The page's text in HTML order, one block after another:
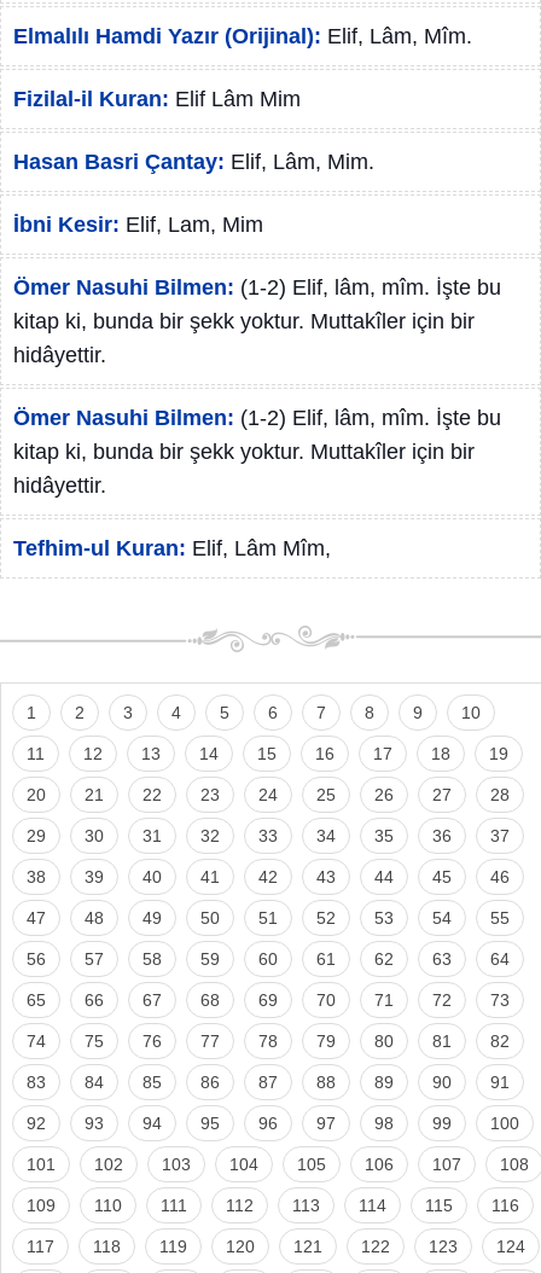
Elmalılı Hamdi Yazır (Orijinal): Elif, Lâm, Mîm.
Fizilal-il Kuran: Elif Lâm Mim
Hasan Basri Çantay: Elif, Lâm, Mim.
İbni Kesir: Elif, Lam, Mim
Ömer Nasuhi Bilmen: (1-2) Elif, lâm, mîm. İşte bu
kitap ki, bunda bir şekk yoktur. Muttakîler için bir
hidâyettir.
Ömer Nasuhi Bilmen: (1-2) Elif, lâm, mîm. İşte bu
kitap ki, bunda bir şekk yoktur. Muttakîler için bir
hidâyettir.
Tefhim-ul Kuran: Elif, Lâm Mîm,
1 2 3 4 5 6 7 8 9 10
11 12 13 14 15 16 17 18 19
20 21 22 23 24 25 26 27 28
29 30 31 32 33 34 35 36 37
38 39 40 41 42 43 44 45 46
47 48 49 50 51 52 53 54 55
56 57 58 59 60 61 62 63 64
65 66 67 68 69 70 71 72 73
74 75 76 77 78 79 80 81 82
83 84 85 86 87 88 89 90 91
92 93 94 95 96 97 98 99 100
101 102 103 104 105 106 107 108
109 110 111 112 113 114 115 116
117 118 119 120 121 122 123 124